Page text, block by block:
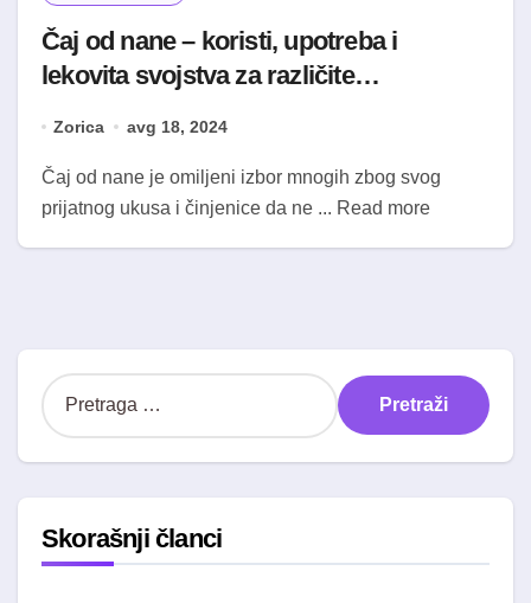
Čaj od nane – koristi, upotreba i
lekovita svojstva za različite
Zorica avg 18, 2024
Čaj od nane je omiljeni izbor mnogih zbog svog
prijatnog ukusa i činjenice da ne ... Read more
P
r
t
g
a
Skorašnji članci